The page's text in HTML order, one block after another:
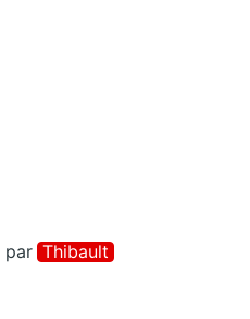
par Thibault